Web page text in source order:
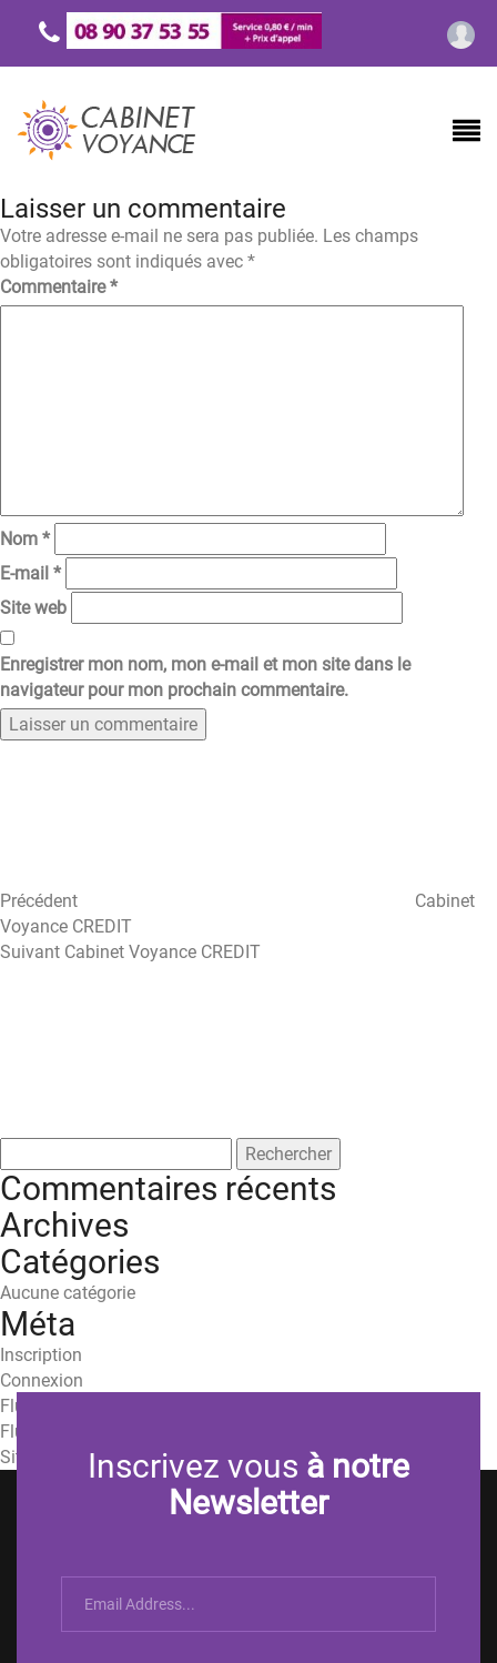
Laisser un commentaire
Votre adresse e-mail ne sera pas publiée. Les champs
obligatoires sont indiqués avec *
Commentaire*
Nom *
E-mail *
Site web
Enregistrer mon nom, mon e-mail et mon site dans le
navigateur pour mon prochain commentaire.
Précédent
Cabinet
Voyance CREDIT
Article
Suivant Cabinet Voyance CREDIT
Commentaires récents
Archives
Catégories
Aucune catégorie
Méta
Inscription
Connexion
Flux des publications
Flux des commentaires
Site de WordPress-FRInscrivez vous à notre
Newsletter